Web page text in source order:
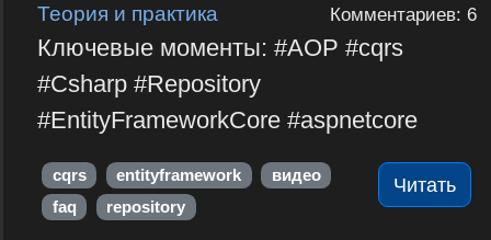
Теория и практика
Комментариев: 6
Ключевые моменты: #AOP #cqrs
#Csharp #Repository
#EntityFrameworkCore #aspnetcore
Читать
cqrs entityframework
видео
faq
repository